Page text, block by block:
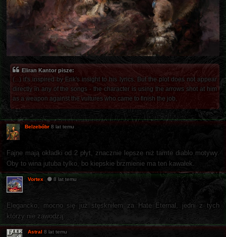
Eliran Kantor pisze:
(...) it's inspired by Erik's insight to his lyrics. But the plot does not appear
directly in any of the songs - the character is using the arrows shot at him
as a weapon against the vultures who came to finish the job.
Belzebóbr 8 lat temu
Fajne mają okładki od 2 płyt, znacznie lepsze niż tamte diablo motywy.
Oby to wina jutuba tylko, bo kiepskie brzmienie ma ten kawałek.
Vortex 8 lat temu
Elegancko, mocno się już stęskniłem za Hate Eternal, jedni z tych
którzy nie zawodzą.
Astral 8 lat temu